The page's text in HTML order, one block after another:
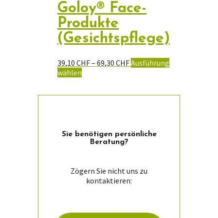
Goloy® Face-
Produkte
(Gesichtspflege)
39,10 CHF– 69,30 CHFPreisspanne:
Ausführung
wählen
Die
Optionen
der
Produktseite
Sie ­benötigen persön­liche
Beratung?
Zögern Sie nicht uns zu
kontaktieren: